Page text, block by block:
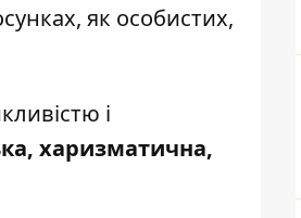
як особистих,
і
харизматична,